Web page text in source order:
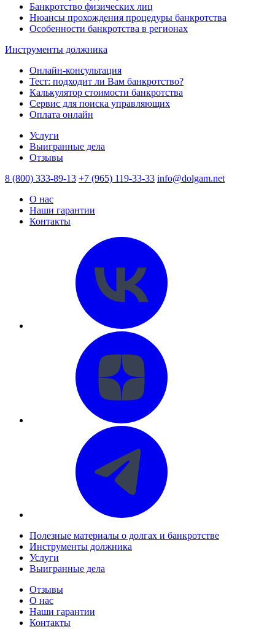
Банкротство физических лиц
Нюансы прохождения процедуры банкротства
Особенности банкротства в регионах
Инструменты должника
Онлайн-консультация
Тест: подходит ли Вам банкротство?
Калькулятор стоимости банкротства
Сервис для поиска управляющих
Оплата онлайн
Услуги
Выигранные дела
Отзывы
8 (800) 333-89-13 +7 (965) 119-33-33 info@dolgam.net
О нас
Наши гарантии
Контакты
Полезные материалы о долгах и банкротстве
Инструменты должника
Услуги
Выигранные дела
Отзывы
О нас
Наши гарантии
Контакты